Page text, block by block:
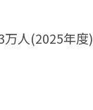
万人(2025年度)